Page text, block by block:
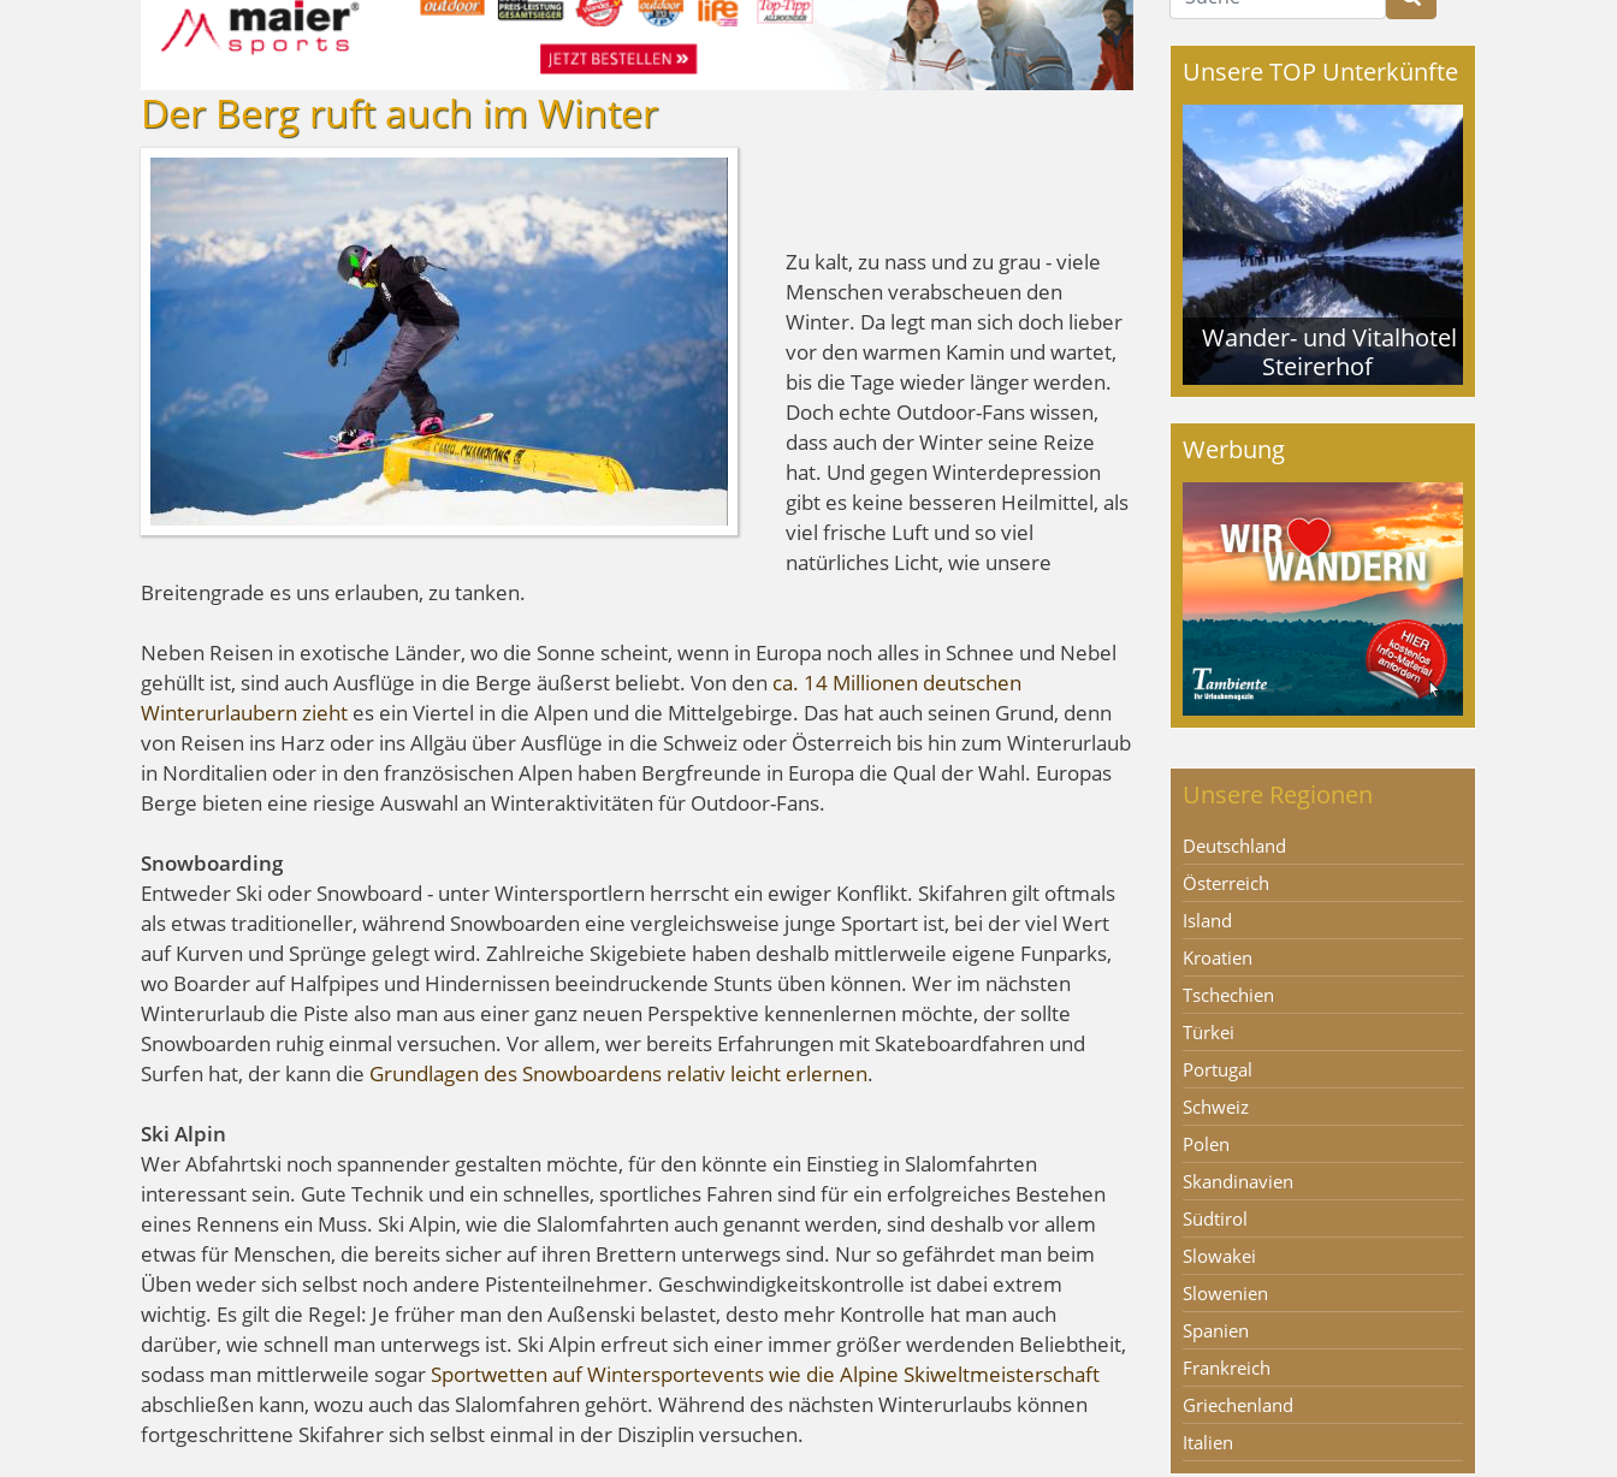
Der Berg ruft auch im Winter
Zu kalt, zu nass und zu grau - viele
Menschen verabscheuen den
Winter. Da legt man sich doch lieber
vor den warmen Kamin und wartet,
bis die Tage wieder länger werden.
Doch echte Outdoor-Fans wissen,
dass auch der Winter seine Reize
hat. Und gegen Winterdepression
gibt es keine besseren Heilmittel, als
viel frische Luft und so viel
natürliches Licht, wie unsere
Breitengrade es uns erlauben, zu tanken.
Neben Reisen in exotische Länder, wo die Sonne scheint, wenn in Europa noch alles in Schnee und Nebel
gehüllt ist, sind auch Ausflüge in die Berge äußerst beliebt. Von den ca. 14 Millionen deutschen
Winterurlaubern zieht es ein Viertel in die Alpen und die Mittelgebirge. Das hat auch seinen Grund, denn
von Reisen ins Harz oder ins Allgäu über Ausflüge in die Schweiz oder Österreich bis hin zum Winterurlaub
in Norditalien oder in den französischen Alpen haben Bergfreunde in Europa die Qual der Wahl. Europas
Berge bieten eine riesige Auswahl an Winteraktivitäten für Outdoor-Fans.
Snowboarding
Entweder Ski oder Snowboard - unter Wintersportlern herrscht ein ewiger Konflikt. Skifahren gilt oftmals
als etwas traditioneller, während Snowboarden eine vergleichsweise junge Sportart ist, bei der viel Wert
auf Kurven und Sprünge gelegt wird. Zahlreiche Skigebiete haben deshalb mittlerweile eigene Funparks,
wo Boarder auf Halfpipes und Hindernissen beeindruckende Stunts üben können. Wer im nächsten
Winterurlaub die Piste also man aus einer ganz neuen Perspektive kennenlernen möchte, der sollte
Snowboarden ruhig einmal versuchen. Vor allem, wer bereits Erfahrungen mit Skateboardfahren und
Surfen hat, der kann die Grundlagen des Snowboardens relativ leicht erlernen.
Ski Alpin
Wer Abfahrtski noch spannender gestalten möchte, für den könnte ein Einstieg in Slalomfahrten
interessant sein. Gute Technik und ein schnelles, sportliches Fahren sind für ein erfolgreiches Bestehen
eines Rennens ein Muss. Ski Alpin, wie die Slalomfahrten auch genannt werden, sind deshalb vor allem
etwas für Menschen, die bereits sicher auf ihren Brettern unterwegs sind. Nur so gefährdet man beim
Üben weder sich selbst noch andere Pistenteilnehmer. Geschwindigkeitskontrolle ist dabei extrem
wichtig. Es gilt die Regel: Je früher man den Außenski belastet, desto mehr Kontrolle hat man auch
darüber, wie schnell man unterwegs ist. Ski Alpin erfreut sich einer immer größer werdenden Beliebtheit,
sodass man mittlerweile sogarSportwetten auf Wintersportevents wie die Alpine Skiweltmeisterschaft
abschließen kann, wozu auch das Slalomfahren gehört. Während des nächsten Winterurlaubs können
fortgeschrittene Skifahrer sich selbst einmal in der Disziplin versuchen.
Unsere TOP Unterkünfte
Wander- und Vitalhotel
Steirerhof
Werbung
Unsere Regionen
Deutschland
Österreich
Island
Kroatien
Tschechien
Türkei
Portugal
Schweiz
Polen
Skandinavien
Südtirol
Slowakei
Slowenien
Spanien
Frankreich
Griechenland
Italien